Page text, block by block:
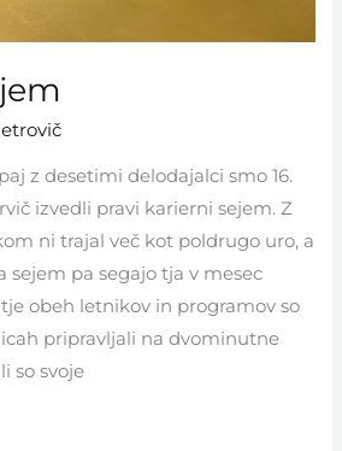
z desetimi delodajalci smo 16.
izvedli pravi karierni sejem. Z
ni trajal več kot poldrugo uro, a
sejem pa segajo tja v mesec
obeh letnikov in programov so
pripravljali na dvominutne
so svoje